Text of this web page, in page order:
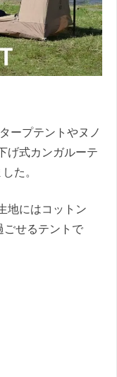
ープテントやヌノ
げ式カンガルーテ
た。
地にはコットン
ごせるテントで